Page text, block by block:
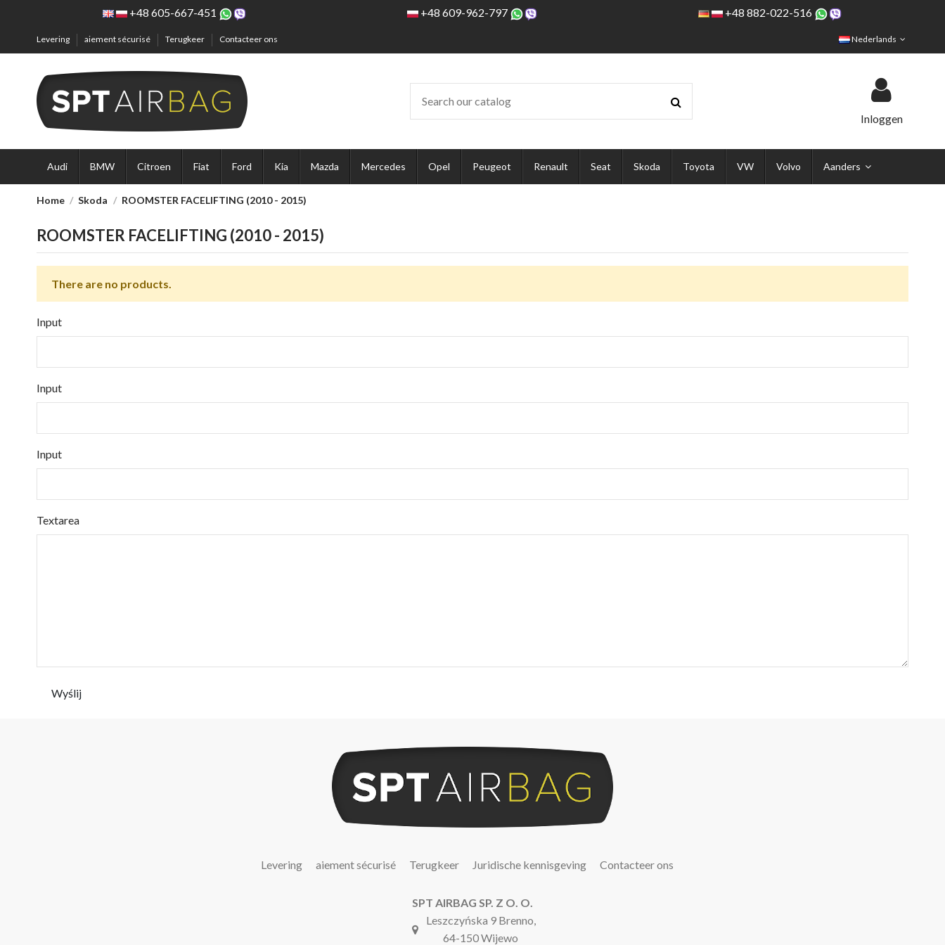
+48 605-667-451 +48 609-962-797 +48 882-022-516
Levering aiement sécurisé Terugkeer Contacteer ons Nederlands
Inloggen
Audi BMW Citroen Fiat Ford Kia Mazda Mercedes Opel Peugeot Renault Seat Skoda Toyota VW Volvo Aanders
Home Skoda ROOMSTER FACELIFTING (2010 - 2015)
ROOMSTER FACELIFTING (2010 - 2015)
There are no products.
Input
Input
Input
Textarea
Wyślij
Levering aiement sécurisé Terugkeer Juridische kennisgeving Contacteer ons
SPT AIRBAG SP. Z O. O.
Leszczyńska 9 Brenno,
64-150 Wijewo